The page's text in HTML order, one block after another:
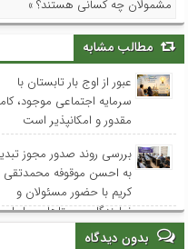
مشمولان چه کسانی هستند؟ »
مطالب مشابه
عبور از اوج بار تابستان با
سرمایه اجتماعی موجود،
مقدور و امکانپذیر است
بررسی روند صدور مجوز
به احسن موقوفه محمدتقی
کریم با حضور مسئولان و
نمایندگان روستاهای ساحلی
بدون دیدگاه